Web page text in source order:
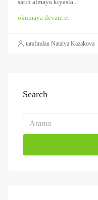
satın almaya kıyasla...
okumaya devam et
tarafından Natalya Kazakova
Search